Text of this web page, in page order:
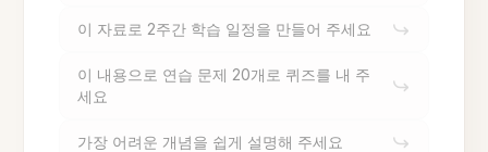
이 자료로 2주간 학습 일정을 만들어 주세요
이 내용으로 연습 문제 20개로 퀴즈를 내 주
세요
가장 어려운 개념을 쉽게 설명해 주세요